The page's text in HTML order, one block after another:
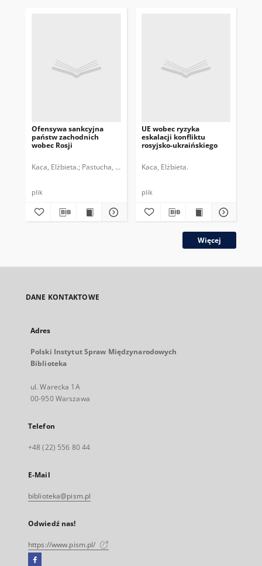
Ofensywa sankcyjna
państw zachodnich
wobec Rosji
Kaca, Elżbieta. Pastucha, Tymon.
plik
UE wobec ryzyka
eskalacji konfliktu
rosyjsko-ukraińskiego
Kaca, Elżbieta.
plik
Więcej
DANE KONTAKTOWE
Adres
Polski Instytut Spraw Międzynarodowych
Biblioteka
ul. Warecka 1A
00-950 Warszawa
Telefon
+48 (22) 556 80 44
E-Mail
biblioteka@pism.pl
Odwiedź nas!
https://www.pism.pl/
Facebook